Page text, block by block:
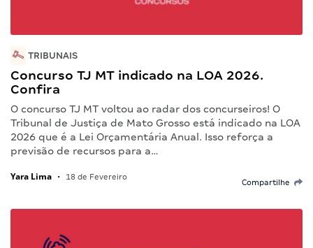
TRIBUNAIS
Concurso TJ MT indicado na LOA 2026.
Confira
O concurso TJ MT voltou ao radar dos concurseiros! O
Tribunal de Justiça de Mato Grosso está indicado na LOA
2026 que é a Lei Orçamentária Anual. Isso reforça a
previsão de recursos para a…
Yara Lima • 18 de Fevereiro
Compartilhe